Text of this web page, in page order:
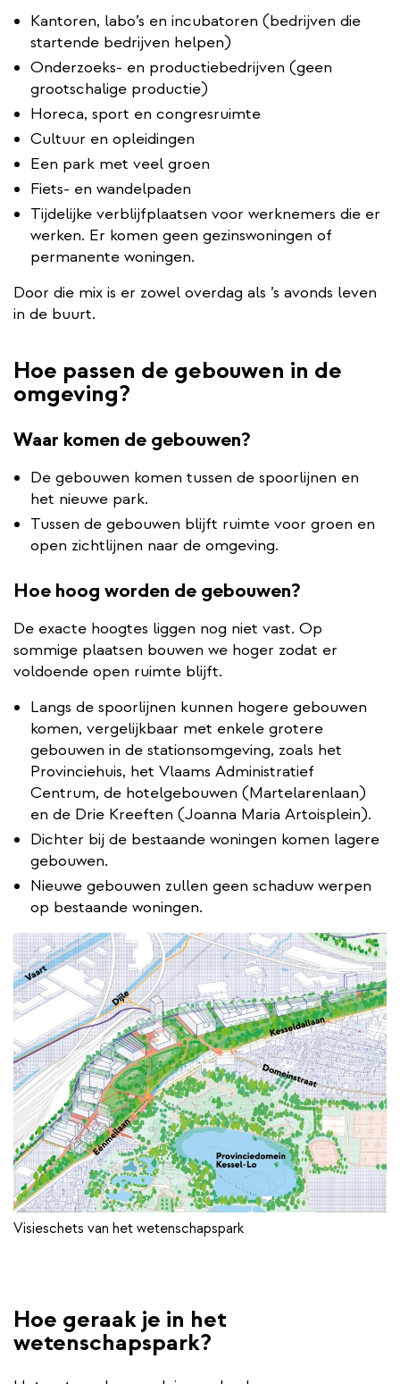
Visieschets van het wetenschapspark
Kantoren, labo’s en incubatoren (bedrijven die
startende bedrijven helpen)
Onderzoeks- en productiebedrijven (geen
grootschalige productie)
Horeca, sport en congresruimte
Cultuur en opleidingen
Een park met veel groen
Fiets- en wandelpaden
Tijdelijke verblijfplaatsen voor werknemers die er
werken. Er komen geen gezinswoningen of
permanente woningen.
Door die mix is er zowel overdag als ’s avonds leven
in de buurt.
Hoe passen de gebouwen in de
omgeving?
Waar komen de gebouwen?
De gebouwen komen tussen de spoorlijnen en
het nieuwe park.
Tussen de gebouwen blijft ruimte voor groen en
open zichtlijnen naar de omgeving.
Hoe hoog worden de gebouwen?
De exacte hoogtes liggen nog niet vast. Op
sommige plaatsen bouwen we hoger zodat er
voldoende open ruimte blijft.
Langs de spoorlijnen kunnen hogere gebouwen
komen, vergelijkbaar met enkele grotere
gebouwen in de stationsomgeving, zoals het
Provinciehuis, het Vlaams Administratief
Centrum, de hotelgebouwen (Martelarenlaan)
en de Drie Kreeften (Joanna Maria Artoisplein).
Dichter bij de bestaande woningen komen lagere
gebouwen.
Nieuwe gebouwen zullen geen schaduw werpen
op bestaande woningen.
Hoe geraak je in het
wetenschapspark?